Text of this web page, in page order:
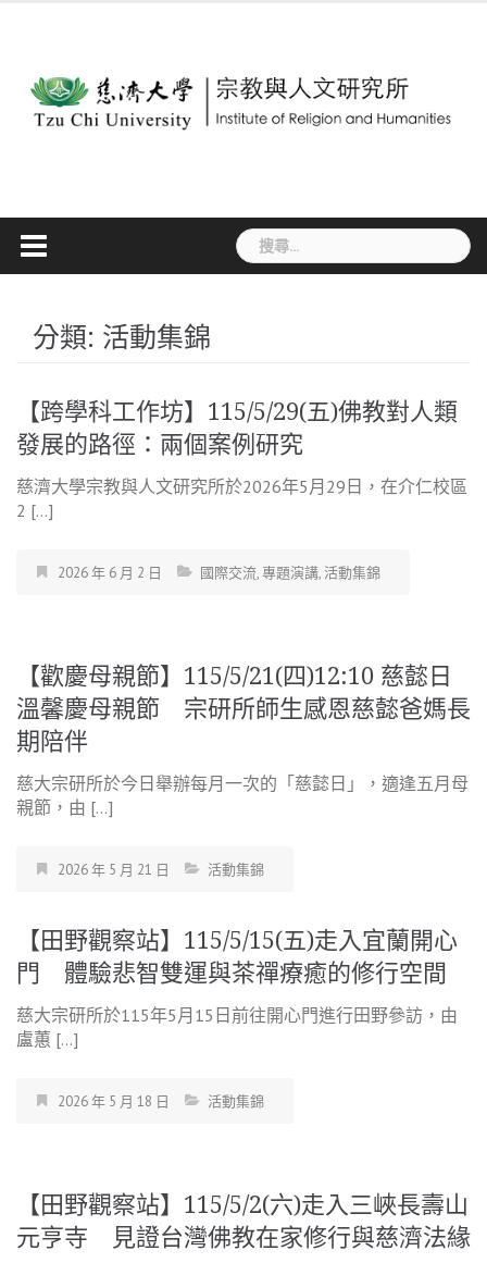
搜
尋
分類: 活動集錦
【跨學科工作坊】115/5/29(五)佛教對人類
發展的路徑：兩個案例研究
慈濟大學宗教與人文研究所於2026年5月29日，在介仁校區
2 […]
2026 年 6 月 2 日 國際交流,專題演講,活動集錦
【歡慶母親節】115/5/21(四)12:10 慈懿日
溫馨慶母親節 宗研所師生感恩慈懿爸媽長
期陪伴
慈大宗研所於今日舉辦每月一次的「慈懿日」，適逢五月母
親節，由 […]
2026 年 5 月 21 日 活動集錦
【田野觀察站】115/5/15(五)走入宜蘭開心
門 體驗悲智雙運與茶禪療癒的修行空間
慈大宗研所於115年5月15日前往開心門進行田野參訪，由
盧蕙 […]
2026 年 5 月 18 日 活動集錦
【田野觀察站】115/5/2(六)走入三峽長壽山
元亨寺 見證台灣佛教在家修行與慈濟法緣